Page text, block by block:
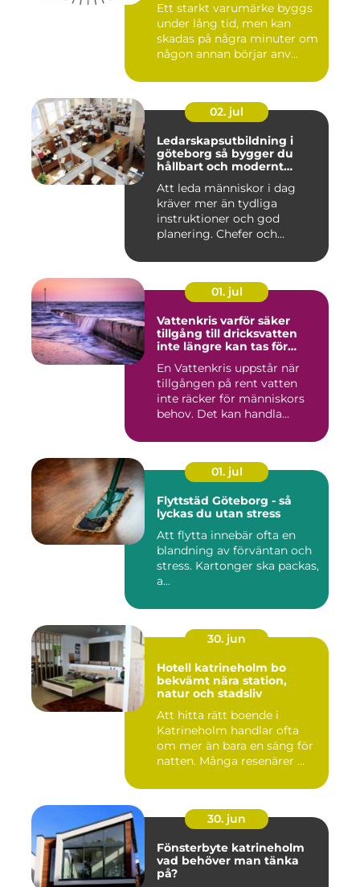
Ett starkt varumärke byggs
under lång tid, men kan
skadas på några minuter om
någon annan börjar anv...
02. jul
Ledarskapsutbildning i
göteborg så bygger du
hållbart och modernt
Att leda människor i dag
kräver mer än tydliga
instruktioner och god
planering. Chefer och
01. jul
Vattenkris varför säker
tillgång till dricksvatten
inte längre kan tas för
En Vattenkris uppstår när
tillgången på rent vatten
inte räcker för människors
behov. Det kan handla...
01. jul
Flyttstäd Göteborg - så
lyckas du utan stress
Att flytta innebär ofta en
blandning av förväntan och
stress. Kartonger ska packas,
a...
30. jun
Hotell katrineholm bo
bekvämt nära station,
natur och stadsliv
Att hitta rätt boende i
Katrineholm handlar ofta
om mer än bara en säng för
natten. Många resenärer ...
30. jun
Fönsterbyte katrineholm
vad behöver man tänka
på?